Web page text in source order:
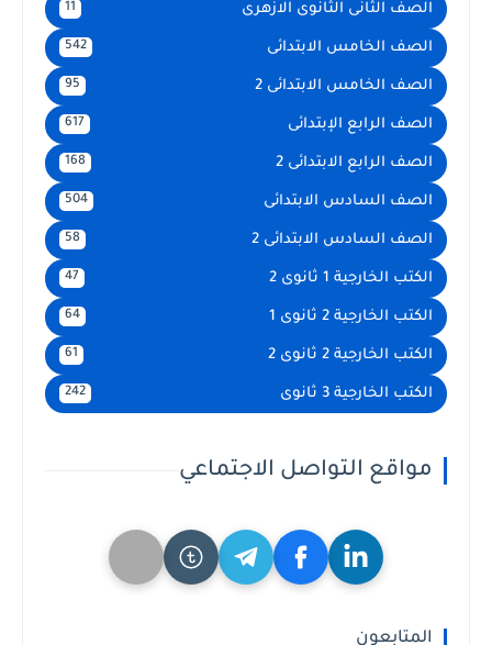
الصف الثانى الثانوى الازهرى 11
الصف الخامس الابتدائى 542
الصف الخامس الابتدائى 2 95
الصف الرابع الإبتدائى 617
الصف الرابع الابتدائى 2 168
الصف السادس الابتدائى 504
الصف السادس الابتدائى 2 58
الكتب الخارجية 1 ثانوى 2 47
الكتب الخارجية 2 ثانوى 1 64
الكتب الخارجية 2 ثانوى 2 61
الكتب الخارجية 3 ثانوى 242
مواقع التواصل الاجتماعي
المتابعون